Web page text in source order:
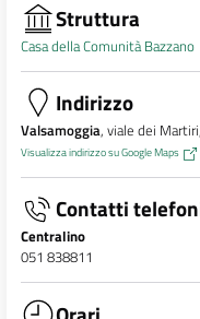
Struttura
Casa della Comunità Bazzano
Indirizzo
Valsamoggia, viale dei
Visualizza indirizzo su Google Maps
Contatti
Centralino
051 838811